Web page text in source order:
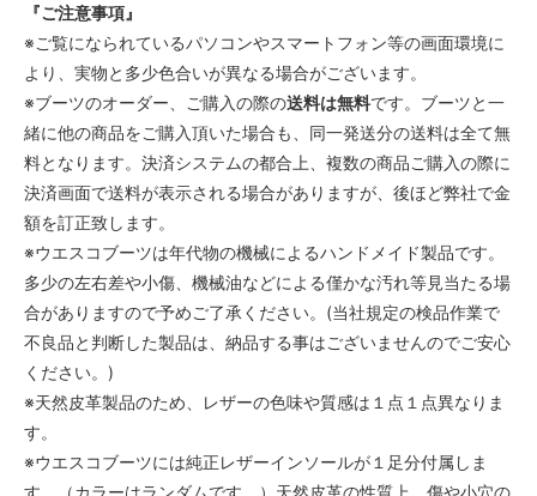
5 1/2EEE
55,000円(税込)
6AAA
55,000円(税込)
6AA
55,000円(税込)
6B
55,000円(税込)
6C
55,000円(税込)
6D
55,000円(税込)
6E
55,000円(税込)
『ご注意事項』
※ご覧になられているパソコンやスマートフォン等の画面環境に
より、実物と多少色合いが異なる場合がございます。
※ブーツのオーダー、ご購入の際の送料は無料です。ブーツと一
緒に他の商品をご購入頂いた場合も、同一発送分の送料は全て無
料となります。決済システムの都合上、複数の商品ご購入の際に
決済画面で送料が表示される場合がありますが、後ほど弊社で金
額を訂正致します。
※ウエスコブーツは年代物の機械によるハンドメイド製品です。
多少の左右差や小傷、機械油などによる僅かな汚れ等見当たる場
合がありますので予めご了承ください。(当社規定の検品作業で
不良品と判断した製品は、納品する事はございませんのでご安心
ください。)
※天然皮革製品のため、レザーの色味や質感は１点１点異なりま
す。
※ウエスコブーツには純正レザーインソールが１足分付属しま
す。（カラーはランダムです。）天然皮革の性質上、傷や小穴の